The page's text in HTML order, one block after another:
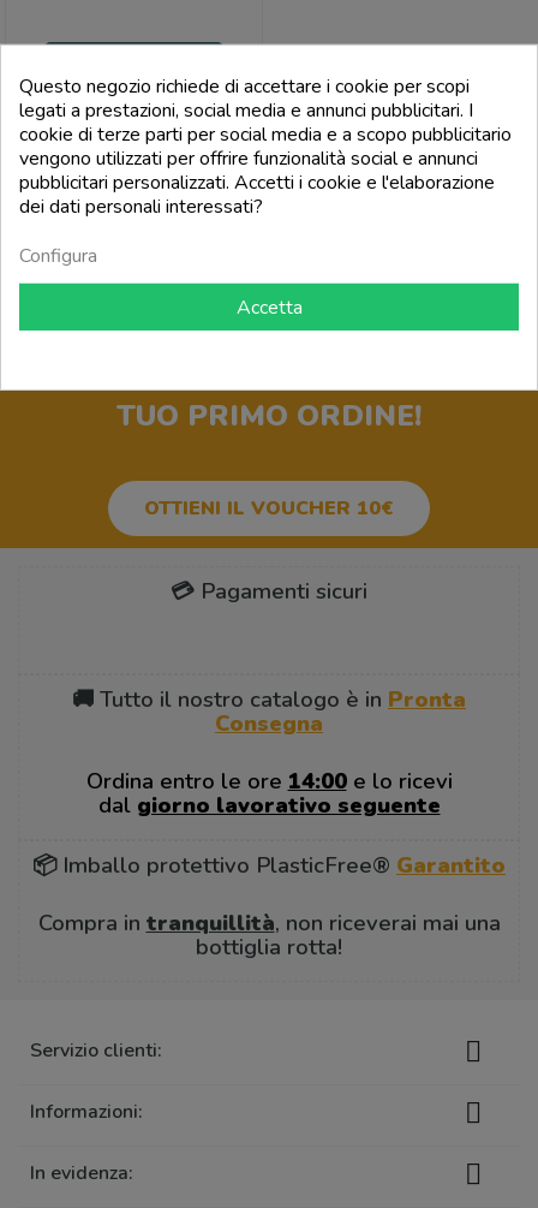
Blanquette De Limoux Aoc Carte
Noire - Maison Vergnes
Prezzo
15,01 €
add_shopping_cart
Torna all'inizio 
TUO PRIMO ORDINE!
OTTIENI IL VOUCHER 10€
💳 Pagamenti sicuri
🚚 Tutto il nostro catalogo è in Pronta
Consegna
Ordina entro le ore 14:00e lo ricevi
dal giorno lavorativo seguente
📦 Imballo protettivo PlasticFree® Garantito
Compra in tranquillità, non riceverai mai una
bottiglia rotta!
Servizio clienti: 
Informazioni: 
In evidenza: 
Questo negozio richiede di accettare i cookie per scopi
legati a prestazioni, social media e annunci pubblicitari. I
cookie di terze parti per social media e a scopo pubblicitario
vengono utilizzati per offrire funzionalità social e annunci
pubblicitari personalizzati. Accetti i cookie e l'elaborazione
dei dati personali interessati?
Configura
Accetta